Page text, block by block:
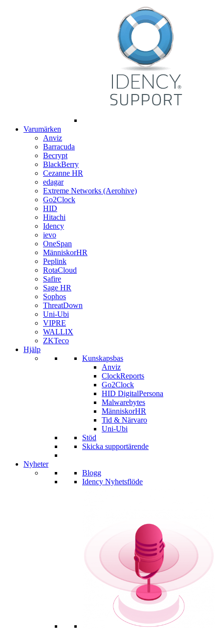
Varumärken
Anviz
Barracuda
Becrypt
BlackBerry
Cezanne HR
edagar
Extreme Networks (Aerohive)
Go2Clock
HID
Hitachi
Idency
ievo
OneSpan
MänniskorHR
Peplink
RotaCloud
Safire
Sage HR
Sophos
ThreatDown
Uni-Ubi
VIPRE
WALLIX
ZKTeco
Hjälp
Kunskapsbas
Anviz
ClockReports
Go2Clock
HID DigitalPersona
Malwarebytes
MänniskorHR
Tid & Närvaro
Uni-Ubi
Stöd
Skicka supportärende
Nyheter
Blogg
Idency Nyhetsflöde